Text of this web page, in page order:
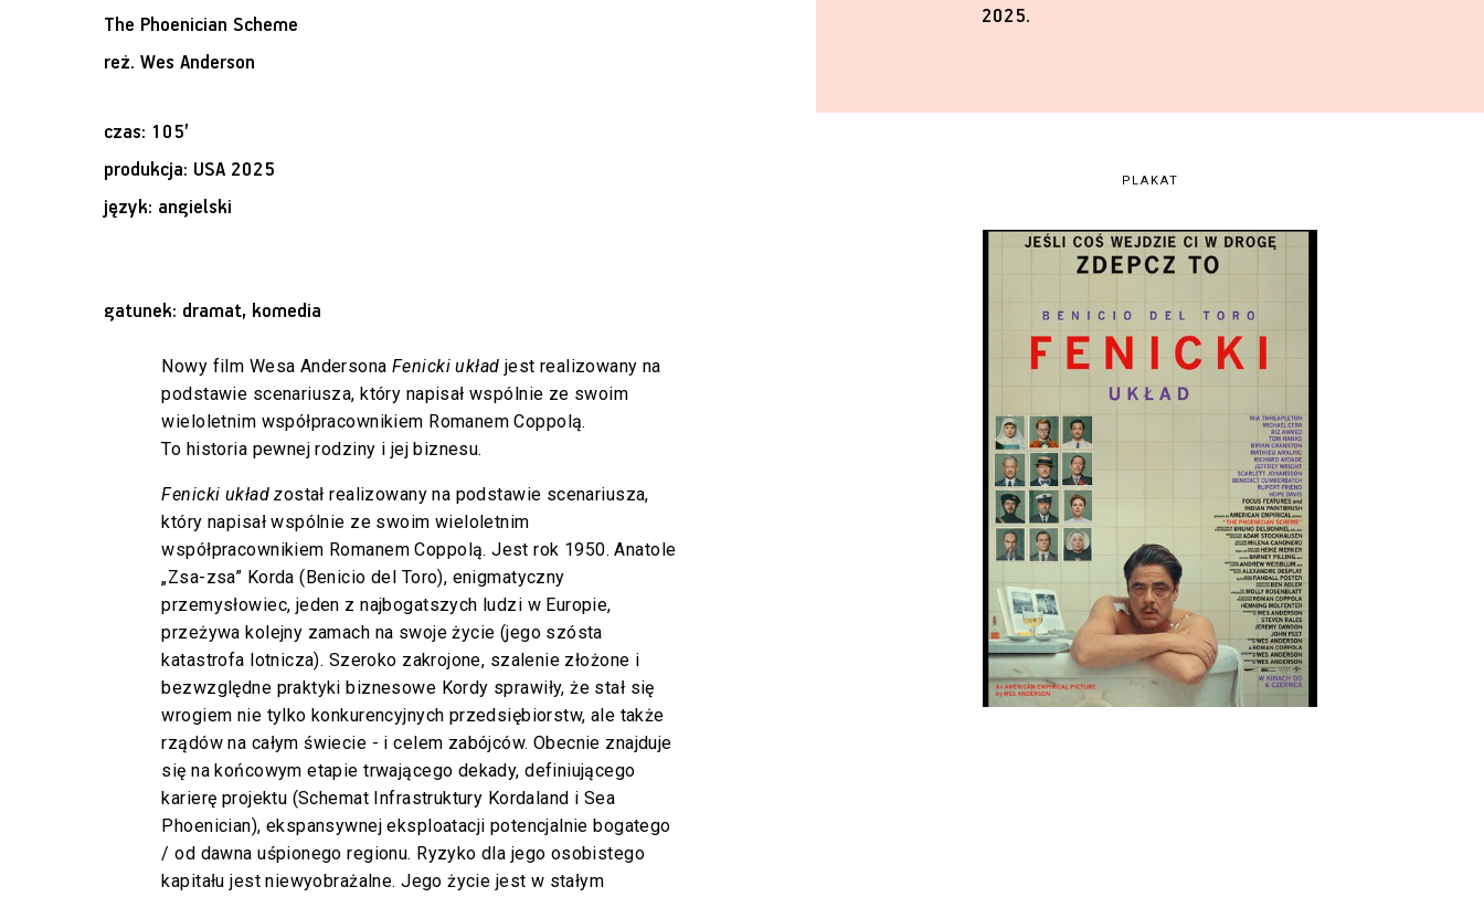
2025.
PLAKAT
The Phoenician Scheme
reż.Wes Anderson
czas: 105’
produkcja: USA 2025
język: angielski
gatunek: dramat, komedia
Nowy film Wesa Andersona Fenicki układ jest realizowany na
podstawie scenariusza, który napisał wspólnie ze swoim
wieloletnim współpracownikiem Romanem Coppolą.
To historia pewnej rodziny i jej biznesu.
Fenicki układ został realizowany na podstawie scenariusza,
który napisał wspólnie ze swoim wieloletnim
współpracownikiem Romanem Coppolą. Jest rok 1950. Anatole
„Zsa-zsa” Korda (Benicio del Toro), enigmatyczny
przemysłowiec, jeden z najbogatszych ludzi w Europie,
przeżywa kolejny zamach na swoje życie (jego szósta
katastrofa lotnicza). Szeroko zakrojone, szalenie złożone i
bezwzględne praktyki biznesowe Kordy sprawiły, że stał się
wrogiem nie tylko konkurencyjnych przedsiębiorstw, ale także
rządów na całym świecie - i celem zabójców. Obecnie znajduje
się na końcowym etapie trwającego dekady, definiującego
karierę projektu (Schemat Infrastruktury Kordaland i Sea
Phoenician), ekspansywnej eksploatacji potencjalnie bogatego
/ od dawna uśpionego regionu. Ryzyko dla jego osobistego
kapitału jest niewyobrażalne. Jego życie jest w stałym